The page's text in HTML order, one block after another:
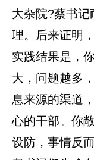
大杂院?蔡书
理。后来证明
实践结果是，
大，问题越多
息来源的渠道
心的干部。你
设防，事情反